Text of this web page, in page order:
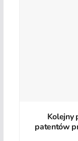
Kolejny
patentów